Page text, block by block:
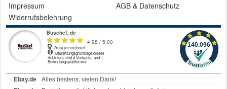
Impressum
AGB & Datenschutz
Widerrufsbelehrung